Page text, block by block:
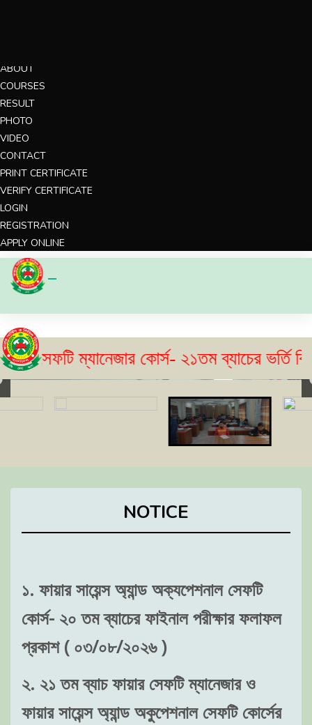
ABOUT
COURSES
RESULT
PHOTO
VIDEO
CONTACT
PRINT CERTIFICATE
VERIFY CERTIFICATE
LOGIN
REGISTRATION
APPLY ONLINE
ম্যানেজার কোর্স- ২১তম ব্যাচের ভর্তি
NOTICE
১. ফায়ার সায়েন্স অ্যান্ড অক্যপেশনাল সেফটি
কোর্স- ২০ তম ব্যাচের ফাইনাল পরীক্ষার ফলাফল
প্রকাশ ( ০৩/০৮/২০২৬ )
২. ২১ তম ব্যাচ ফায়ার সেফটি ম্যানেজার ও
ফায়ার সায়েন্স অ্যান্ড অকুপেশনাল সেফটি কোর্সের